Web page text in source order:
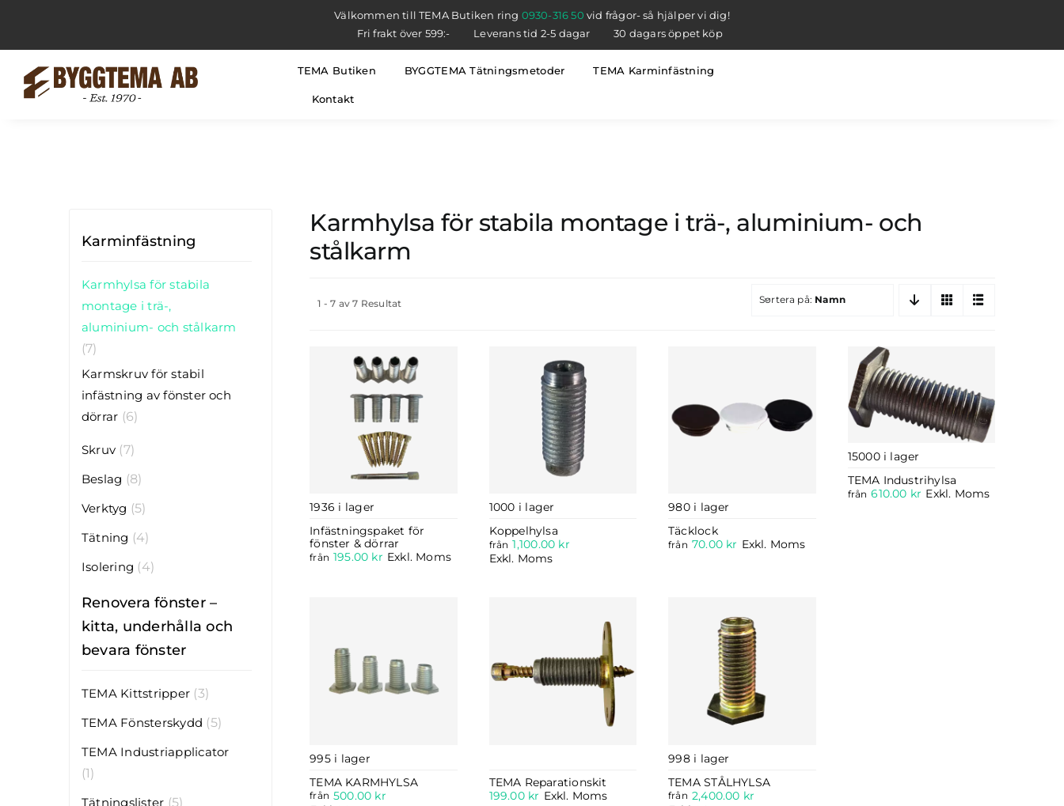
innehållet
Välkommen till TEMA Butiken ring 0930-316 50 vid frågor- så hjälper vi dig!
Fri frakt över 599:-
Leverans tid 2-5 dagar 30 dagars öppet köp
TEMA Butiken BYGGTEMA Tätningsmetoder TEMA Karminfästning
Kontakt
Karminfästning
Karmhylsa för stabila
montage i trä-,
aluminium- och stålkarm
(7)
Karmskruv för stabil
infästning av fönster och
dörrar (6)
Skruv (7)
Beslag (8)
Verktyg (5)
Tätning (4)
Isolering (4)
Renovera fönster –
kitta, underhålla och
bevara fönster
TEMA Kittstripper (3)
TEMA Fönsterskydd (5)
TEMA Industriapplicator
(1)
Tätningslister (5)
Karmhylsa för stabila montage i trä-, aluminium- och
stålkarm
1 - 7 av 7 Resultat Sortera på: Namn
1936 i lager
Infästningspaket för
fönster & dörrar
från 195.00 kr Exkl. Moms
1000 i lager
Koppelhylsa
från 1,100.00 kr
Exkl. Moms
980 i lager
Täcklock
från 70.00 kr Exkl. Moms
15000 i lager
TEMA Industrihylsa
från 610.00 kr Exkl. Moms
995 i lager
TEMA KARMHYLSA
från 500.00 kr
TEMA Reparationskit
199.00 kr Exkl. Moms
998 i lager
TEMA STÅLHYLSA
från 2,400.00 kr